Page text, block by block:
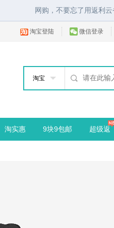
网购，不要忘了用返利
淘宝登陆 微信登录
淘宝
淘实惠 9块9包邮 超级返